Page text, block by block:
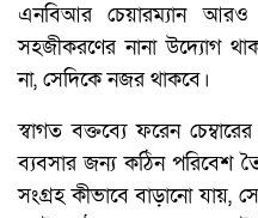
এনবিআর চেয়ারম্যান আরও
সহজীকরণের নানা উদ্যোগ
না, সেদিকে নজর থাকবে।
স্বাগত বক্তব্যে ফরেন
ব্যবসার জন্য কঠিন পরিবেশ
সংগ্রহ কীভাবে বাড়ানো